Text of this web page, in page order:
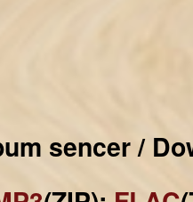
sencer /